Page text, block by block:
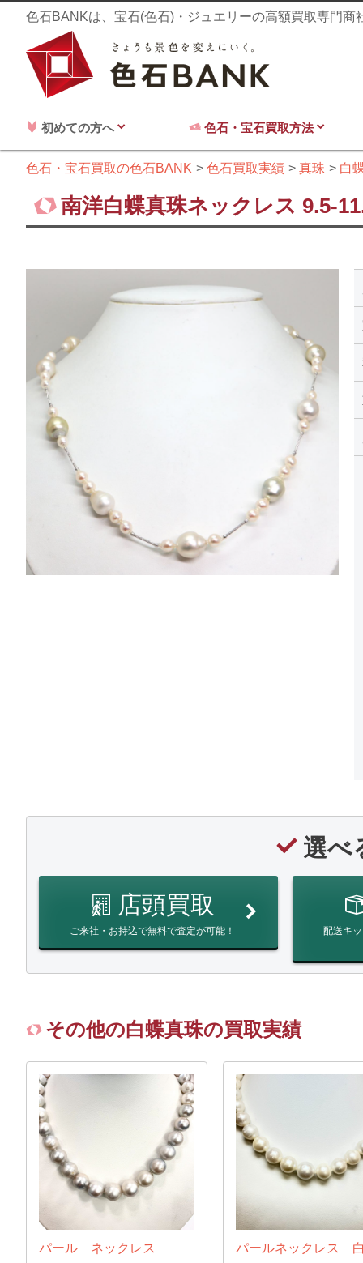
色石BANKは、宝石(色石)・ジュエリーの高額買取専門
初めての方へ 色石・宝石買取方法
色石・宝石買取の色石BANK 色石買取実績 真珠 白
南洋白蝶真珠ネックレス 9.5-
選べ
店頭買取
ご来社・お持込で無料で査定が可能！ 配送キ
その他の白蝶真珠の買取実績
パール ネックレス パールネックレス